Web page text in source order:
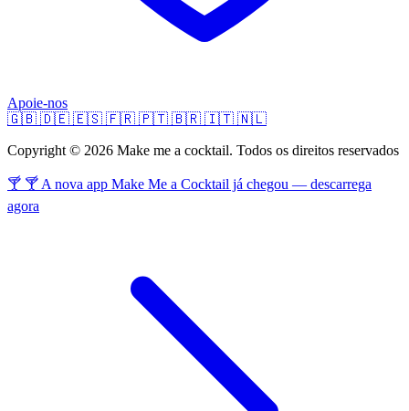
Apoie-nos
🇬🇧 🇩🇪 🇪🇸 🇫🇷 🇵🇹 🇧🇷 🇮🇹 🇳🇱
Copyright © 2026 Make me a cocktail. Todos os direitos reservados
🍸 🍸 A nova app Make Me a Cocktail já chegou — descarrega
agora